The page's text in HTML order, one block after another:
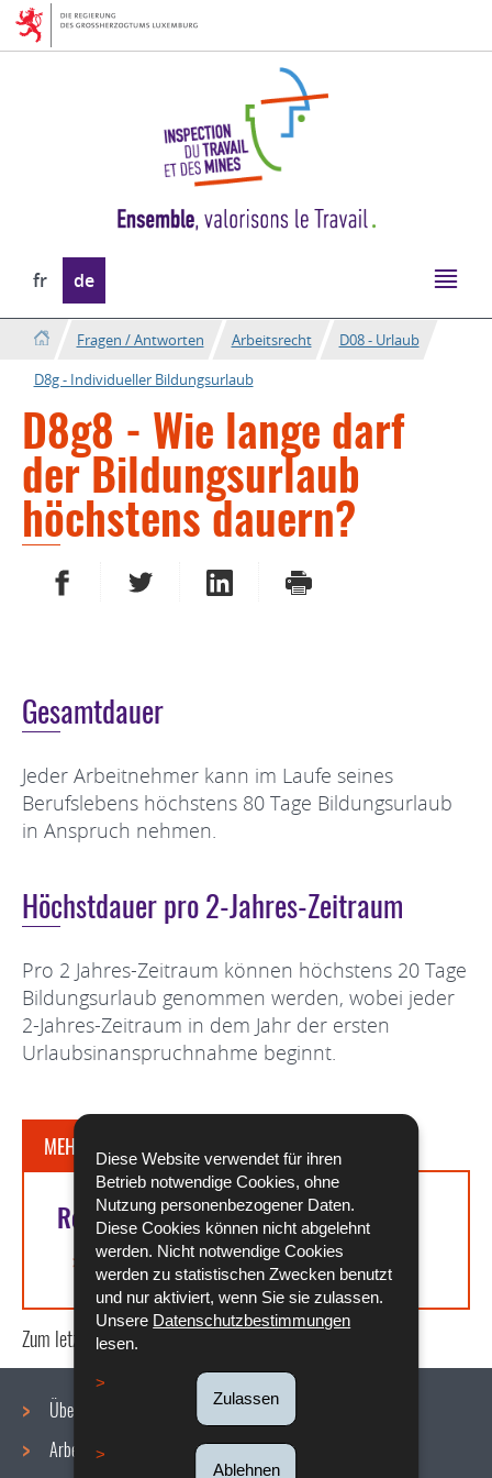
Diese Website verwendet für ihren
Betrieb notwendige Cookies, ohne
Nutzung personenbezogener Daten.
Diese Cookies können nicht abgelehnt
werden. Nicht notwendige Cookies
werden zu statistischen Zwecken benutzt
und nur aktiviert, wenn Sie sie zulassen.
Unsere Datenschutzbestimmungen
lesen.
Zulassen
Ablehnen
Zur
Navigation
Zum
Inhalt
Sprache
wechseln
fr de
Fragen / Antworten Arbeitsrecht
D08 - Urlaub
D8g - Individueller Bildungsurlaub
D8g8 - Wie lange darf
der Bildungsurlaub
höchstens dauern?
AUF FACEBOOK TEILENAUF TWITTER TEILENAUF LINKEDIN TEILEN
DRUCKEN
Gesamtdauer
Jeder Arbeitnehmer kann im Laufe seines
Berufslebens höchstens 80 Tage Bildungsurlaub
in Anspruch nehmen.
Höchstdauer pro 2-Jahres-Zeitraum
Pro 2 Jahres-Zeitraum können höchstens 20 Tage
Bildungsurlaub genommen werden, wobei jeder
2-Jahres-Zeitraum in dem Jahr der ersten
Urlaubsinanspruchnahme beginnt.
MEHR DAZU
Rechtsgrundlagen
Artikel L. 234-61 des Arbeitsgesetzbuchs
Zum letzten Mal aktualisiert am 16/07/2020
Über uns
Arbeitsbedingungen